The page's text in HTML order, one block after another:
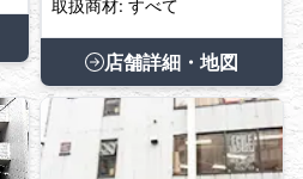
取扱商材: すべて
店舗詳細・地図